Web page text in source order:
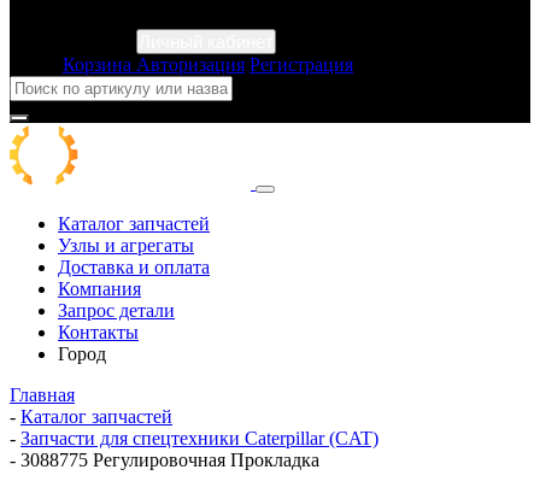
Корзина Авторизация Регистрация
Каталог запчастей
Узлы и агрегаты
Доставка и оплата
Компания
Запрос детали
Контакты
Город
Главная
- Каталог запчастей
- Запчасти для спецтехники Caterpillar (CAT)
- 3088775 Регулировочная Прокладка